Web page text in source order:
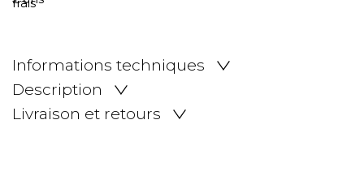
Informations techniques
Description
Livraison et retours